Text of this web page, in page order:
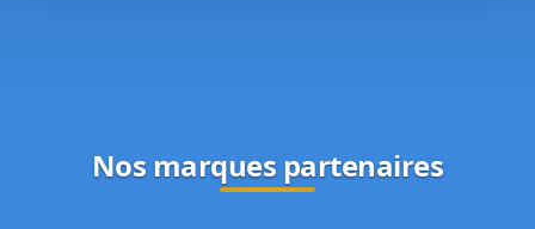
Nos marques partenaires